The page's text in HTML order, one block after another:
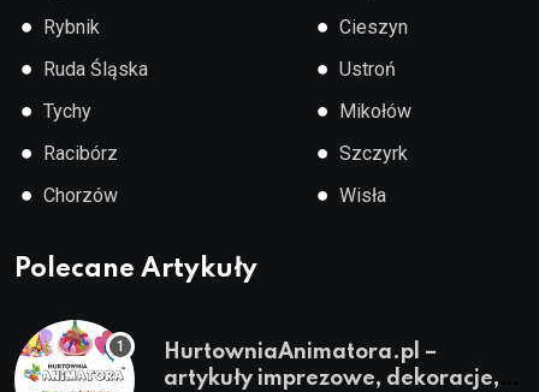
● Rybnik
● Ruda Śląska
● Tychy
● Racibórz
● Chorzów
● Cieszyn
● Ustroń
● Mikołów
● Szczyrk
● Wisła
Polecane Artykuły
HurtowniaAnimatora.pl –
artykuły imprezowe, dekoracje,